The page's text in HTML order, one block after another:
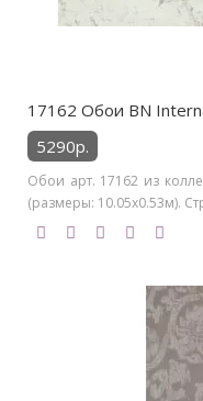
17162 Обои BN
5290р.
Обои арт. 17162 из
(размеры: 10.05х0.53м).